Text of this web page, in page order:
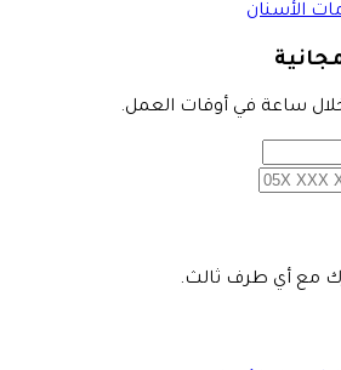
الأسنان
ساعة في أوقات العمل.
مع أي طرف ثالث.